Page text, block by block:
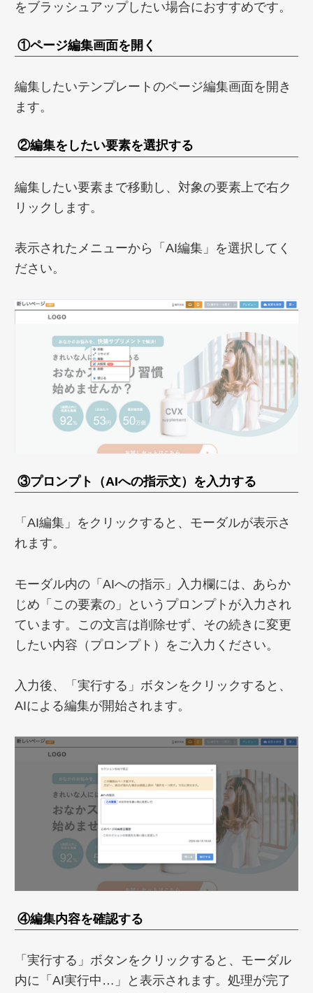
をブラッシュアップしたい場合におすすめです。
①ページ編集画面を開く
編集したいテンプレートのページ編集画面を開き
ます。
②編集をしたい要素を選択する
編集したい要素まで移動し、対象の要素上で右ク
リックします。
表示されたメニューから「AI編集」を選択してく
ださい。
③プロンプト（AIへの指示文）を入力する
「AI編集」をクリックすると、モーダルが表示さ
れます。
モーダル内の「AIへの指示」入力欄には、あらか
じめ「この要素の」というプロンプトが入力され
ています。この文言は削除せず、その続きに変更
したい内容（プロンプト）をご入力ください。
入力後、「実行する」ボタンをクリックすると、
AIによる編集が開始されます。
④編集内容を確認する
「実行する」ボタンをクリックすると、モーダル
内に「AI実行中…」と表示されます。処理が完了